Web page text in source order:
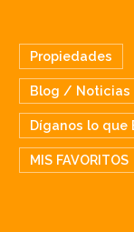
Propiedades
Blog / Noticias
Díganos lo que
MIS FAVORITOS